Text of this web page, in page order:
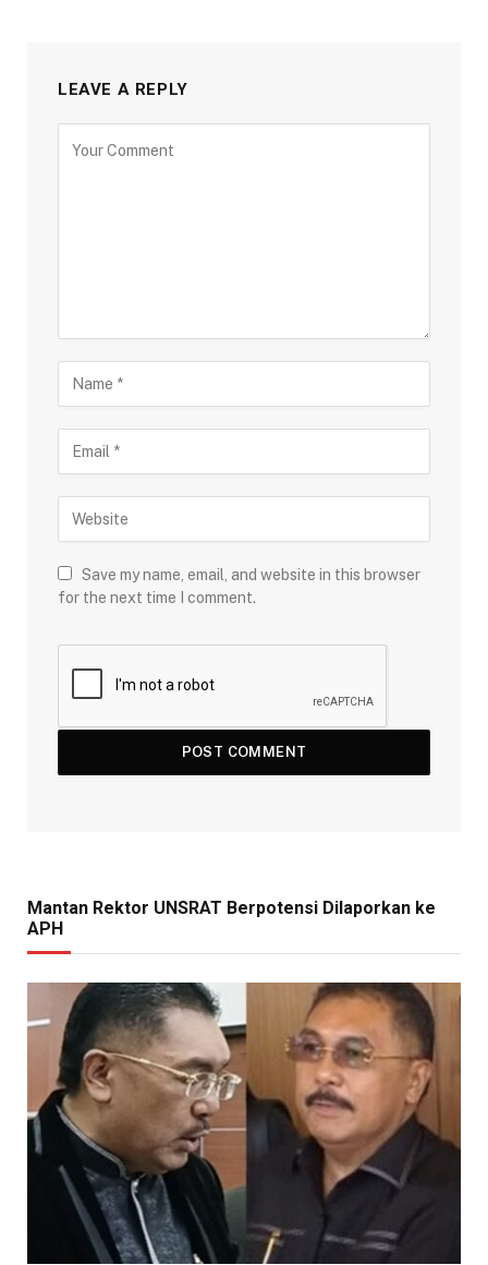
LEAVE A REPLY
Save my name, email, and website in this browser
for the next time I comment.
Mantan Rektor UNSRAT Berpotensi Dilaporkan ke
APH